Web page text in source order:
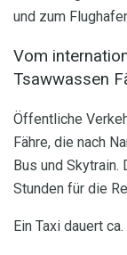
und zum
Vom
Tsawwassen
Öffentliche
Fähre, die nach
Bus und
Stunden für die
Ein Taxi dauert